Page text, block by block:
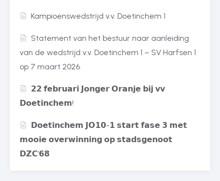
Kampioenswedstrijd v.v. Doetinchem 1
Statement van het bestuur naar aanleiding
van de wedstrijd v.v. Doetinchem 1 – SV Harfsen 1
op 7 maart 2026
𝟮𝟮 𝗳𝗲𝗯𝗿𝘂𝗮𝗿𝗶 𝗝𝗼𝗻𝗴𝗲𝗿 𝗢𝗿𝗮𝗻𝗷𝗲 𝗯𝗶𝗷 𝘃𝘃
𝗗𝗼𝗲𝘁𝗶𝗻𝗰𝗵𝗲𝗺!
𝗗𝗼𝗲𝘁𝗶𝗻𝗰𝗵𝗲𝗺 𝗝𝗢𝟭𝟬-𝟭 𝘀𝘁𝗮𝗿𝘁 𝗳𝗮𝘀𝗲 𝟯 𝗺𝗲𝘁
𝗺𝗼𝗼𝗶𝗲 𝗼𝘃𝗲𝗿𝘄𝗶𝗻𝗻𝗶𝗻𝗴 𝗼𝗽 𝘀𝘁𝗮𝗱𝘀𝗴𝗲𝗻𝗼𝗼𝘁
𝗗𝗭𝗖’𝟲𝟴